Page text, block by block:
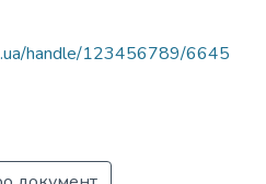
handle/123456789/6645